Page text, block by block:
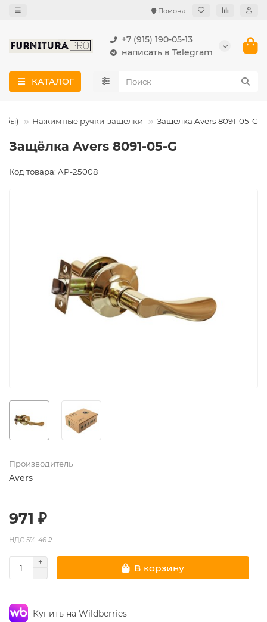
Помона
+7 (915) 190-05-13
написать в Telegram
КАТАЛОГ
Нажимные ручки-защелки Защёлка Avers 8091-05-G
Защёлка Avers 8091-05-G
Код товара: AP-25008
Производитель
Avers
971 ₽
НДС 5%: 46 ₽
В корзину
Купить на Wildberries